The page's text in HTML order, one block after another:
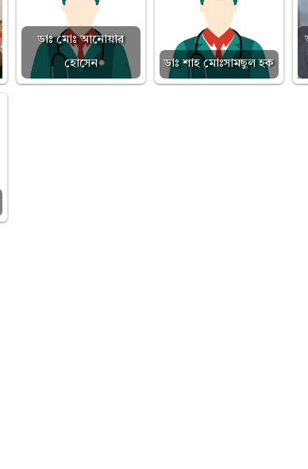
ডাঃ মোঃ আনোয়ার
হোসেন
ডাঃ শাহ মোঃসামছুল হক